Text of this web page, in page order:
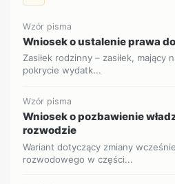
Wzór pisma
Wniosek o ustalenie prawa
Zasiłek rodzinny – zasiłek, mający
pokrycie wydatk...
Wzór pisma
Wniosek o pozbawienie
rozwodzie
Wariant dotyczący zmiany
rozwodowego w części...